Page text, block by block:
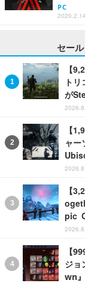
PC
セー
【
ト
が
【
ャー
【
pic
【
ジョ
wn